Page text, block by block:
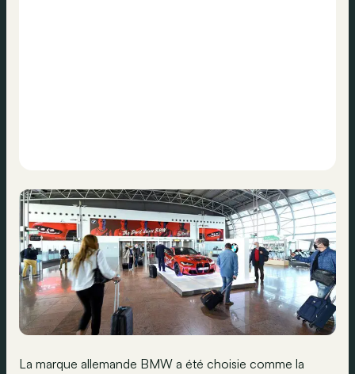
La marque allemande BMW a été choisie comme la